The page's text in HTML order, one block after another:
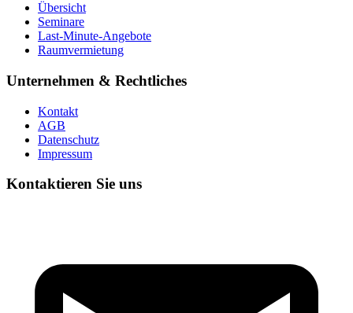
Übersicht
Seminare
Last-Minute-Angebote
Raumvermietung
Unternehmen & Rechtliches
Kontakt
AGB
Datenschutz
Impressum
Kontaktieren Sie uns